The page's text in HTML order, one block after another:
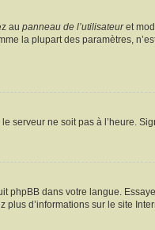
au panneau de l’utilisateuret
la plupart des paramètres,
serveur ne soit pas à l’heure.
phpBB dans votre langue.
plus d’informations sur le site